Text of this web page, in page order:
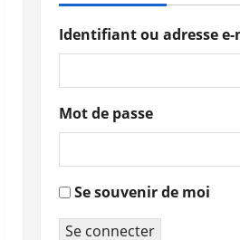
Identifiant ou adresse e-
Mot de passe
Se souvenir de moi
Se connecter